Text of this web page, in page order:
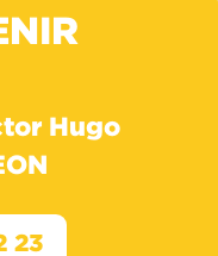
Hugo
23